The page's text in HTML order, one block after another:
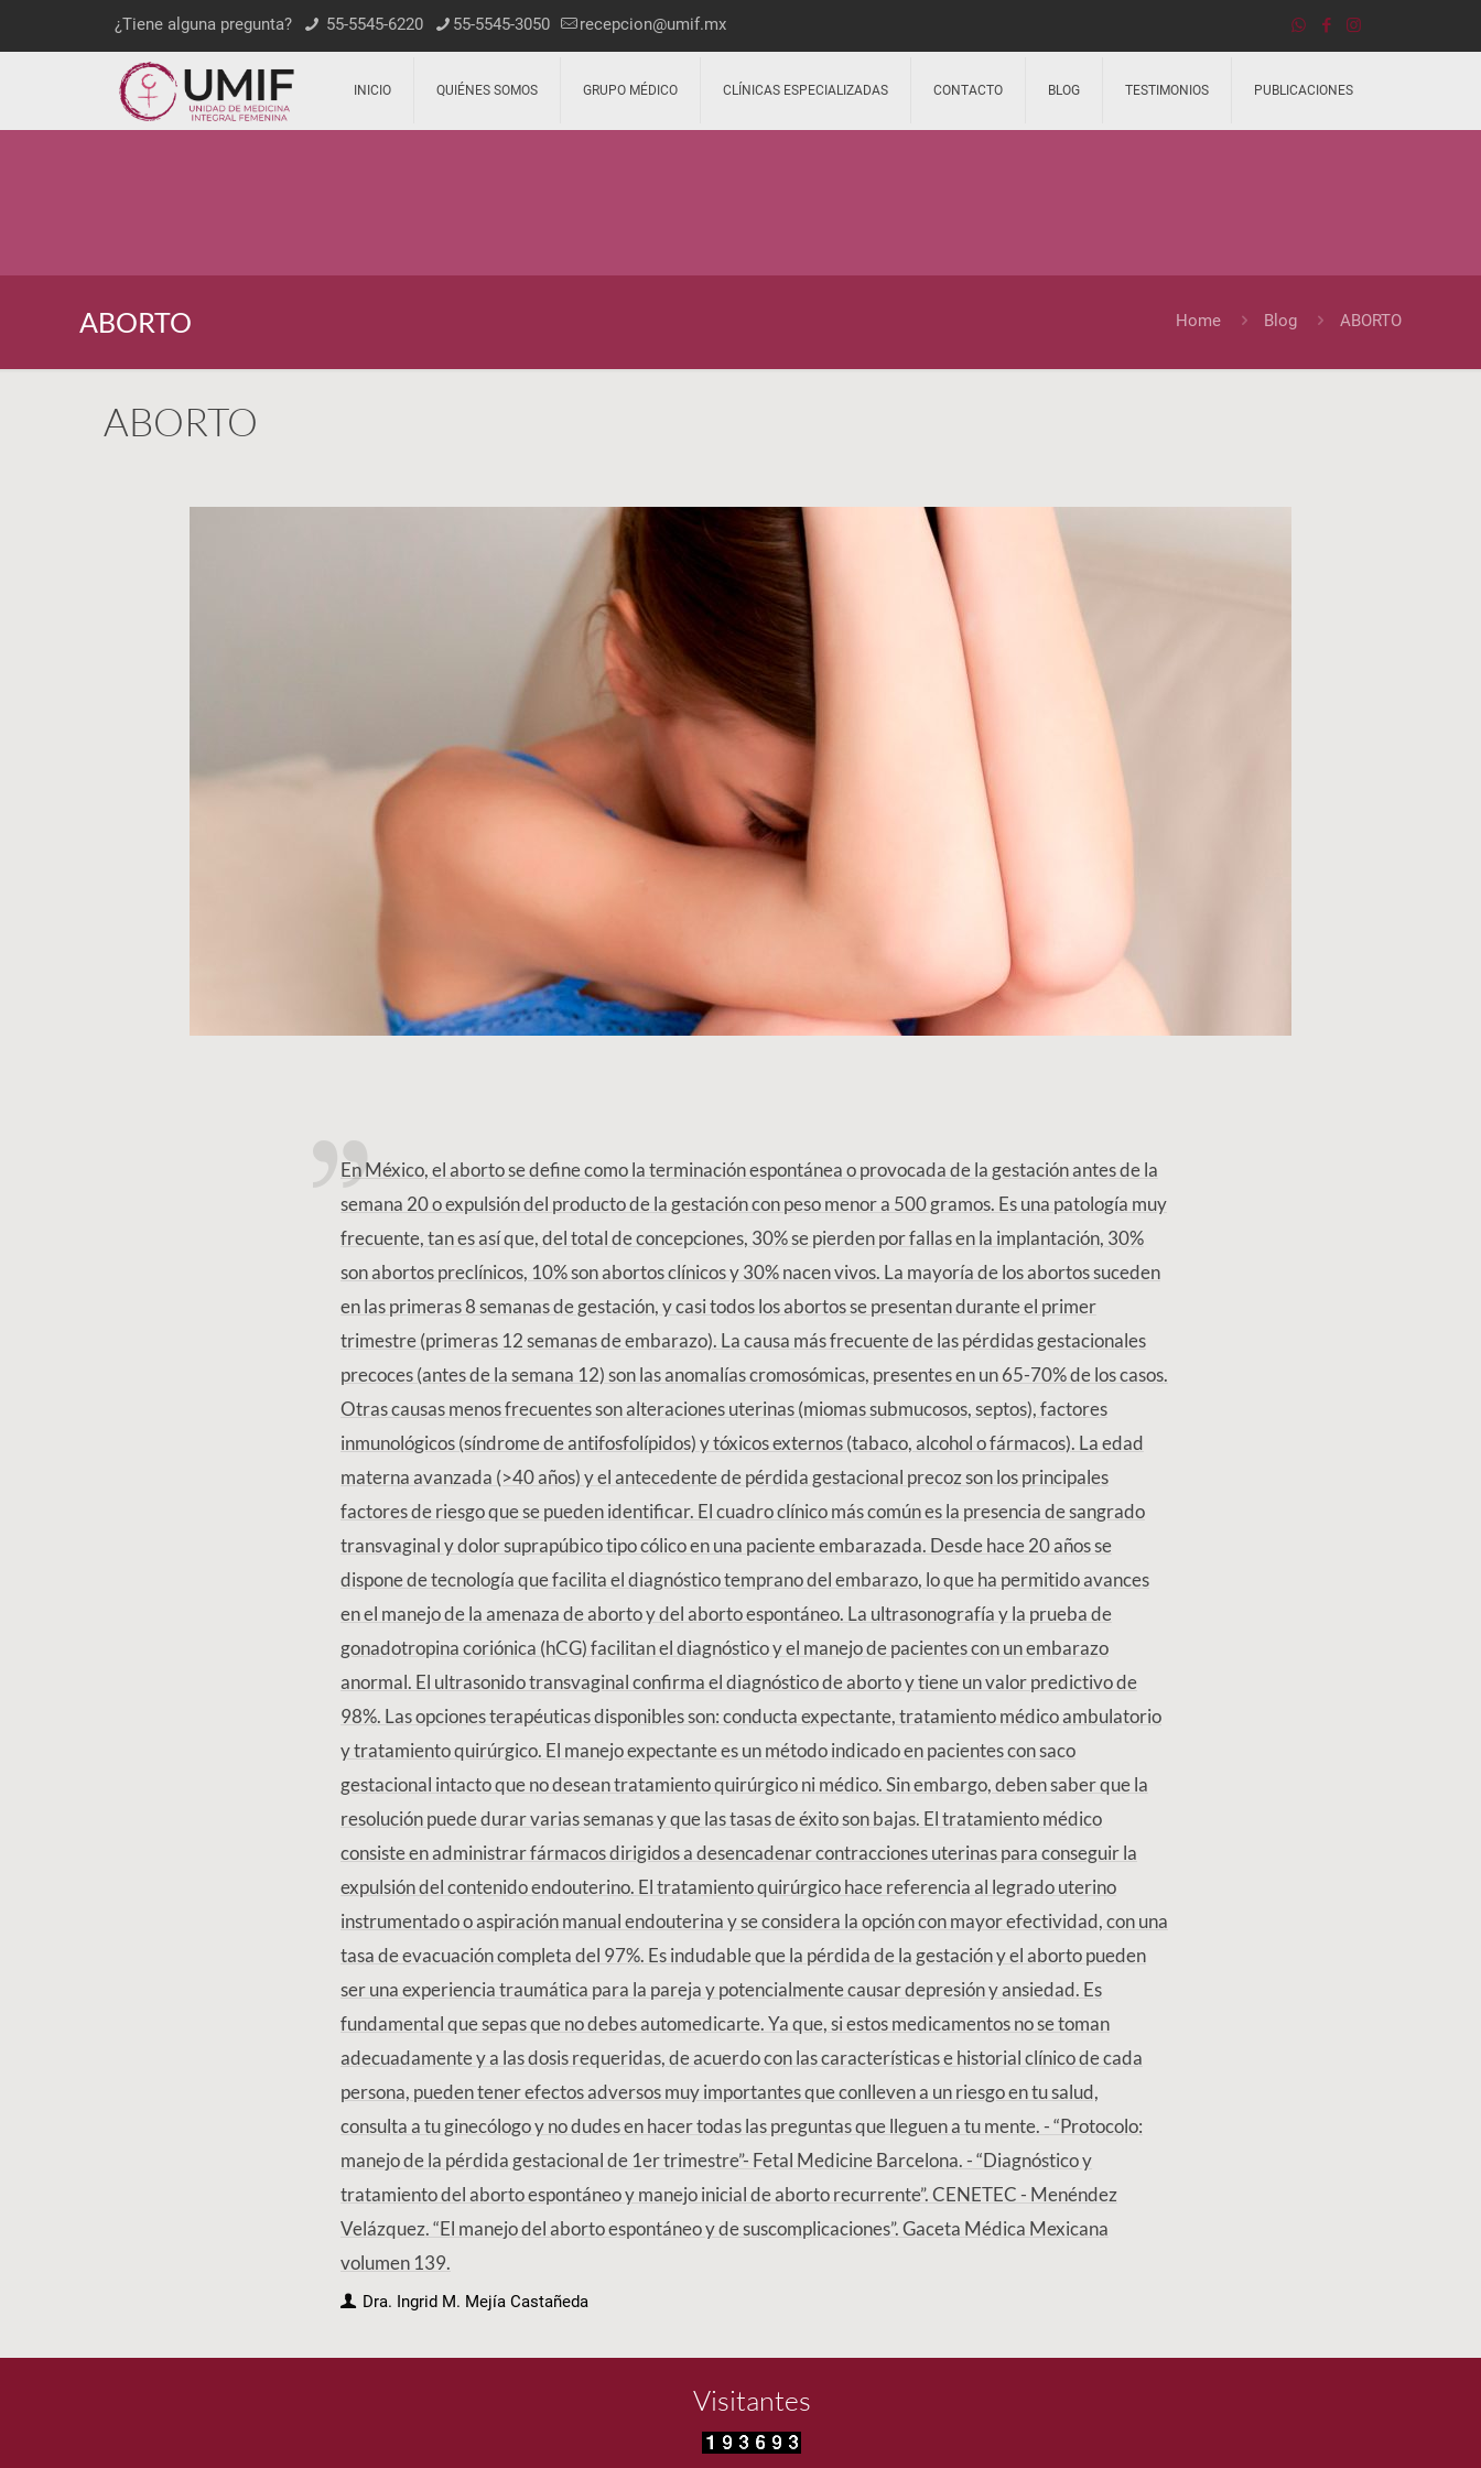
¿Tiene alguna pregunta? 55-5545-6220 55-5545-3050 recepcion@umif.mx
INICIO QUIÉNES SOMOS GRUPO MÉDICO CLÍNICAS ESPECIALIZADAS CONTACTO BLOG TESTIMONIOS PUBLICACIONES
ABORTO Home Blog ABORTO
ABORTO
En México, el aborto se define como la terminación espontánea o provocada de la gestación antes de la
semana 20 o expulsión del producto de la gestación con peso menor a 500 gramos. Es una patología muy
frecuente, tan es así que, del total de concepciones, 30% se pierden por fallas en la implantación, 30%
son abortos preclínicos, 10% son abortos clínicos y 30% nacen vivos. La mayoría de los abortos suceden
en las primeras 8 semanas de gestación, y casi todos los abortos se presentan durante el primer
trimestre (primeras 12 semanas de embarazo). La causa más frecuente de las pérdidas gestacionales
precoces (antes de la semana 12) son las anomalías cromosómicas, presentes en un 65-70% de los casos.
Otras causas menos frecuentes son alteraciones uterinas (miomas submucosos, septos), factores
inmunológicos (síndrome de antifosfolípidos) y tóxicos externos (tabaco, alcohol o fármacos). La edad
materna avanzada (>40 años) y el antecedente de pérdida gestacional precoz son los principales
factores de riesgo que se pueden identificar. El cuadro clínico más común es la presencia de sangrado
transvaginal y dolor suprapúbico tipo cólico en una paciente embarazada. Desde hace 20 años se
dispone de tecnología que facilita el diagnóstico temprano del embarazo, lo que ha permitido avances
en el manejo de la amenaza de aborto y del aborto espontáneo. La ultrasonografía y la prueba de
gonadotropina coriónica (hCG) facilitan el diagnóstico y el manejo de pacientes con un embarazo
anormal. El ultrasonido transvaginal confirma el diagnóstico de aborto y tiene un valor predictivo de
98%. Las opciones terapéuticas disponibles son: conducta expectante, tratamiento médico ambulatorio
y tratamiento quirúrgico. El manejo expectante es un método indicado en pacientes con saco
gestacional intacto que no desean tratamiento quirúrgico ni médico. Sin embargo, deben saber que la
resolución puede durar varias semanas y que las tasas de éxito son bajas. El tratamiento médico
consiste en administrar fármacos dirigidos a desencadenar contracciones uterinas para conseguir la
expulsión del contenido endouterino. El tratamiento quirúrgico hace referencia al legrado uterino
instrumentado o aspiración manual endouterina y se considera la opción con mayor efectividad, con una
tasa de evacuación completa del 97%. Es indudable que la pérdida de la gestación y el aborto pueden
ser una experiencia traumática para la pareja y potencialmente causar depresión y ansiedad. Es
fundamental que sepas que no debes automedicarte. Ya que, si estos medicamentos no se toman
adecuadamente y a las dosis requeridas, de acuerdo con las características e historial clínico de cada
persona, pueden tener efectos adversos muy importantes que conlleven a un riesgo en tu salud,
consulta a tu ginecólogo y no dudes en hacer todas las preguntas que lleguen a tu mente. - “Protocolo:
manejo de la pérdida gestacional de 1er trimestre”- Fetal Medicine Barcelona. - “Diagnóstico y
tratamiento del aborto espontáneo y manejo inicial de aborto recurrente”. CENETEC - Menéndez
Velázquez. “El manejo del aborto espontáneo y de suscomplicaciones”. Gaceta Médica Mexicana
volumen 139.
Dra. Ingrid M. Mejía Castañeda
Visitantes